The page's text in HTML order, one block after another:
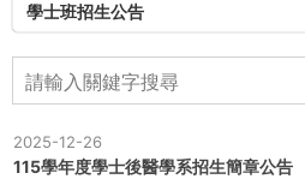
學士班招生公告
2025-12-26
115學年度學士後醫學系招生簡章公告